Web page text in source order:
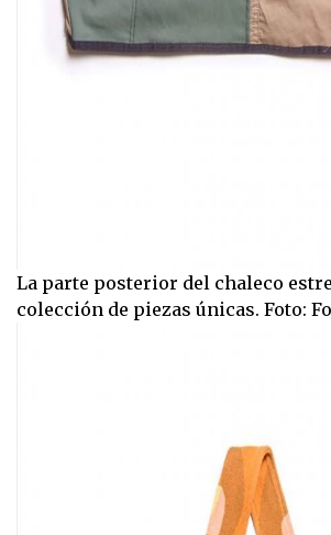
La parte posterior del chaleco
colección de piezas únicas. Foto: